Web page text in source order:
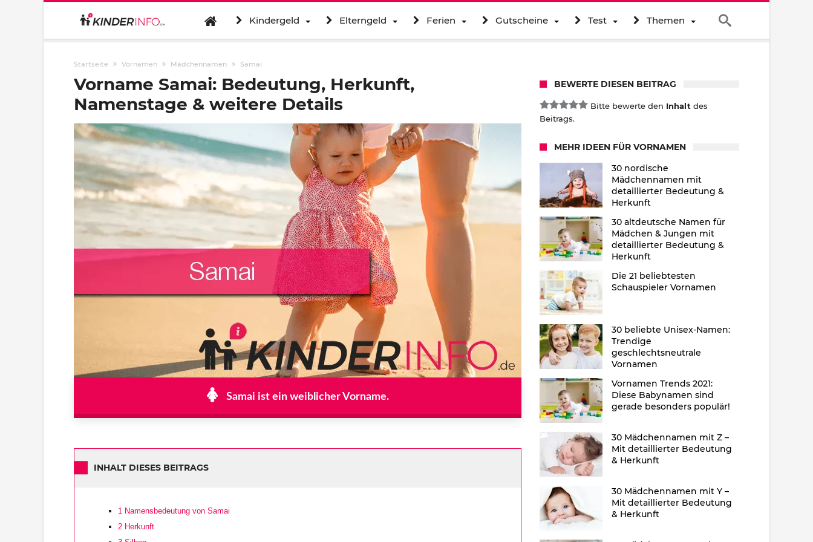
Kindergeld Elterngeld Ferien Gutscheine Test Themen
Startseite Vornamen Mädchennamen Samai
Vorname Samai: Bedeutung, Herkunft,
Namenstage & weitere Details
Samai ist ein weiblicher Vorname.
INHALT DIESES BEITRAGS
1 Namensbedeutung von Samai
2 Herkunft
BEWERTE DIESEN BEITRAG
Bitte bewerte den Inhalt des
Beitrags.
MEHR IDEEN FÜR VORNAMEN
30 nordische
Mädchennamen mit
detaillierter Bedeutung &
Herkunft
30 altdeutsche Namen für
Mädchen & Jungen mit
detaillierter Bedeutung &
Herkunft
Die 21 beliebtesten
Schauspieler Vornamen
30 beliebte Unisex-Namen:
Trendige
geschlechtsneutrale
Vornamen
Vornamen Trends 2021:
Diese Babynamen sind
gerade besonders populär!
30 Mädchennamen mit Z –
Mit detaillierter Bedeutung
& Herkunft
30 Mädchennamen mit Y –
Mit detaillierter Bedeutung
& Herkunft